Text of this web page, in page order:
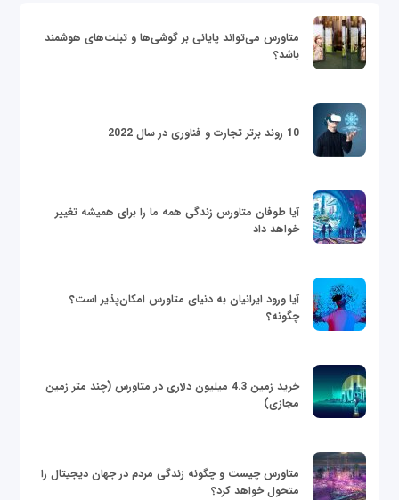
متاورس می‌تواند پایانی بر گوشی‌ها و تبلت‌های هوشمند
باشد؟
10 روند برتر تجارت و فناوری در سال 2022
آیا طوفان متاورس زندگی همه ما را برای همیشه تغییر
خواهد داد
آیا ورود ایرانیان به دنیای متاورس امکان‌پذیر است؟
چگونه؟
خرید زمین 4.3 میلیون دلاری در متاورس (چند متر زمین
مجازی)
متاورس چیست و چگونه زندگی مردم در جهان دیجیتال را
متحول خواهد کرد؟